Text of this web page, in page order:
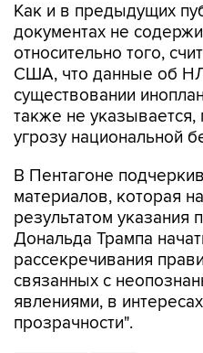
Как и в предыдущих
документах не
относительно того,
США, что данные об
существовании
также не
угрозу национальной
В Пентагоне
материалов, которая
результатом
Дональда Трампа
рассекречивания
связанных с
явлениями, в
прозрачности".